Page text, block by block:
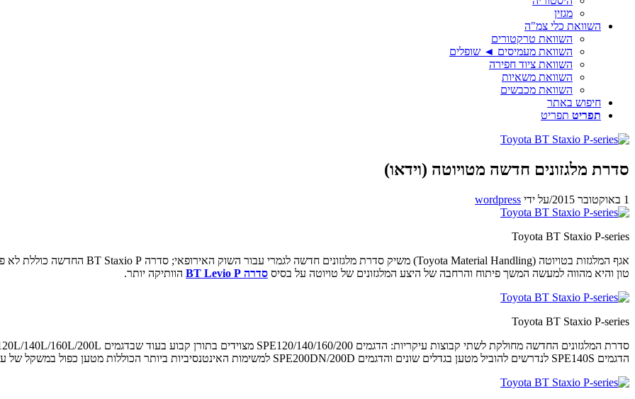
מגזין
השוואת כלי צמ"ה
השוואת טרקטורים
השוואת מעמיסים ◄ שופלים
השוואת ציוד חפירה
השוואת משאיות
השוואת מכבשים
חיפוש באתר
תפריט תפריט
סדרת מלגזונים חדשה מטויוטה (וידאו)
1 באוקטובר 2015 /על ידי wordpress
Toyota BT Staxio P-series
טון והיא מהווה למעשה המשך פיתוח והרחבה של היצע המלגזונים של טויוטה על בסיס סדרה BT Levio P הוותיקה יותר.
Toyota BT Staxio P-series
הדגמים SPE140S לנדרשים להוביל מטען בגדלים שונים והדגמים SPE200DN/200D למשימות האינטנסיביות ביותר הכוללות מטען כפול במשקל של עד 2.0 טון בסביבת עבודה צרה וצפופה במיוחד.